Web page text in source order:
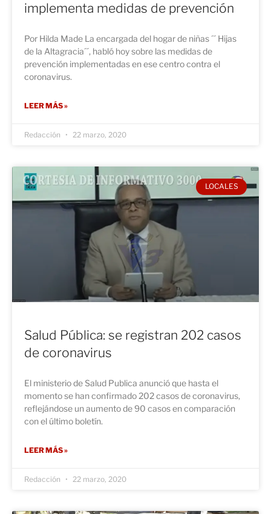
implementa medidas de prevención
Por Hilda Made La encargada del hogar de niñas ´´ Hijas
de la Altagracia´´, habló hoy sobre las medidas de
prevención implementadas en ese centro contra el
coronavirus.
LEER MÁS »
Redacción 22 marzo, 2020
LOCALES
Salud Pública: se registran 202 casos
de coronavirus
El ministerio de Salud Publica anunció que hasta el
momento se han confirmado 202 casos de coronavirus,
reflejándose un aumento de 90 casos en comparación
con el último boletín.
LEER MÁS »
Redacción 22 marzo, 2020